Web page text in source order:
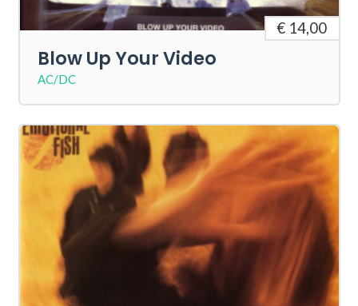
€ 14,00
Blow Up Your Video
AC/DC